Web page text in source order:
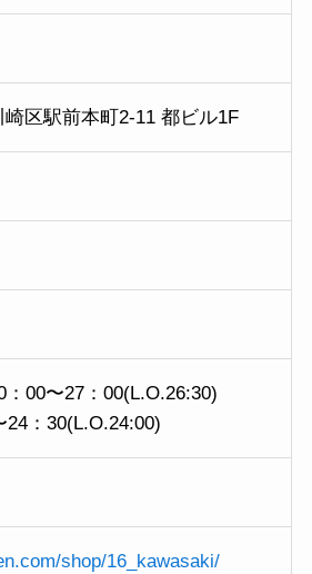
区駅前本町2-11 都ビル1F
00〜27：00(L.O.26:30)
：30(L.O.24:00)
shop/16_kawasaki/